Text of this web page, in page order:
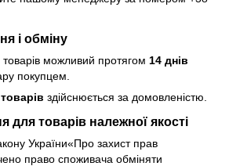
і обміну
можливий протягом 14 днів
покупцем.
здійснюється за домовленістю.
для товарів належної якості
України«Про захист прав
право споживача обміняти